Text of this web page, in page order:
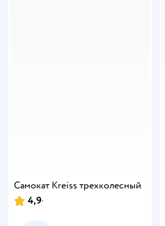
Самокат Kreiss трехколесный
4,9